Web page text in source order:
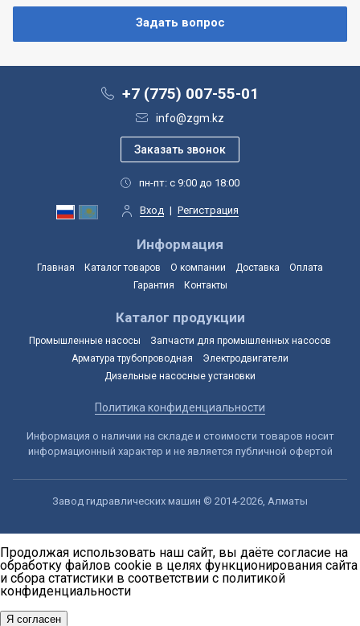
+7 (775) 007-55-01
info@zgm.kz
пн-пт: с 9:00 до 18:00
Вход | Регистрация
Информация
Главная Каталог товаров О компании Доставка
Оплата
Гарантия
Контакты
Каталог продукции
Промышленные насосы
Запчасти для промышленных насосов
Арматура трубопроводная
Электродвигатели
Дизельные насосные установки
Политика конфиденциальности
Информация о наличии на складе и стоимости товаров носит
информационный характер и не является публичной офертой
Завод гидравлических машин © 2014-2026, Алматы
Продолжая использовать наш сайт, вы даёте согласие на
обработку файлов cookie в целях функционирования сайта
и сбора статистики в соответствии с политикой
конфиденциальности
Я согласен